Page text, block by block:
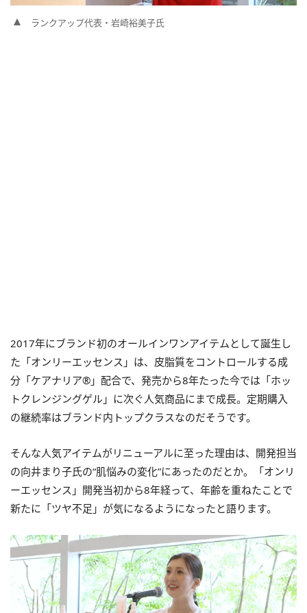
ランクアップ代表・岩崎裕美子氏
2017年にブランド初のオールインワンアイテムとして誕生し
た「オンリーエッセンス」は、皮脂質をコントロールする成
分「ケアナリア®」配合で、発売から8年たった今では「ホッ
トクレンジングゲル」に次ぐ人気商品にまで成長。定期購入
の継続率はブランド内トップクラスなのだそうです。
そんな人気アイテムがリニューアルに至った理由は、開発担当
の向井まり子氏の“肌悩みの変化”にあったのだとか。「オンリ
ーエッセンス」開発当初から8年経って、年齢を重ねたことで
新たに「ツヤ不足」が気になるようになったと語ります。